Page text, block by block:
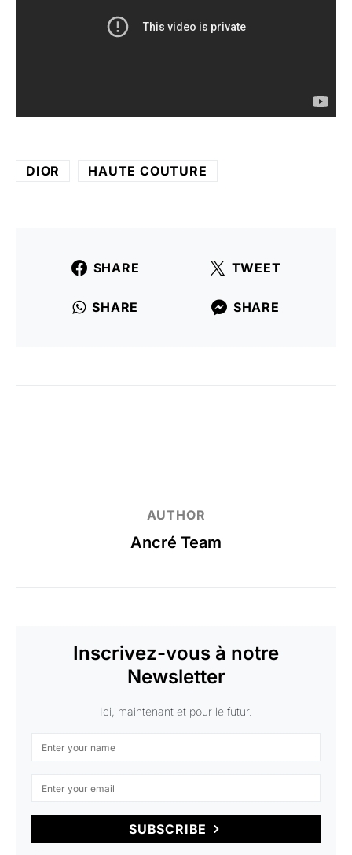
DIOR HAUTE COUTURE
SHARE TWEET
SHARE SHARE
AUTHOR
Ancré Team
Inscrivez-vous à notre
Newsletter
Ici, maintenant et pour le futur.
SUBSCRIBE